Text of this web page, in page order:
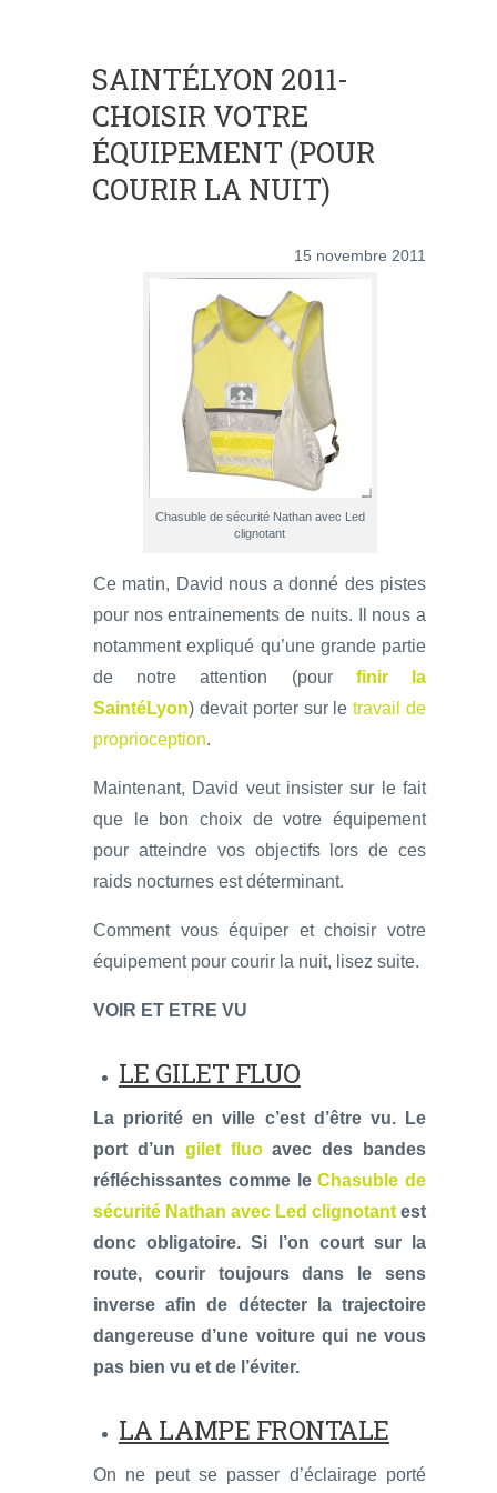
SAINTÉLYON 2011-
CHOISIR VOTRE
ÉQUIPEMENT (POUR
COURIR LA NUIT)
15 novembre 2011
Chasuble de sécurité Nathan avec Led
clignotant
Ce matin, David nous a donné des pistes
pour nos entrainements de nuits. Il nous a
notamment expliqué qu’une grande partie
de notre attention (pour finir la
SaintéLyon) devait porter sur letravail de
proprioception.
Maintenant, David veut insister sur le fait
que le bon choix de votre équipement
pour atteindre vos objectifs lors de ces
raids nocturnes est déterminant.
Comment vous équiper et choisir votre
équipement pour courir la nuit, lisez suite.
VOIR ET ETRE VU
LE GILET FLUO
La priorité en ville c’est d’être vu. Le
port d’un gilet fluoavec des bandes
réfléchissantes comme leChasuble de
sécurité Nathan avec Led clignotant est
donc obligatoire. Si l’on court sur la
route, courir toujours dans le sens
inverse afin de détecter la trajectoire
dangereuse d’une voiture qui ne vous
pas bien vu et de l’éviter.
LA LAMPE FRONTALE
On ne peut se passer d’éclairage porté